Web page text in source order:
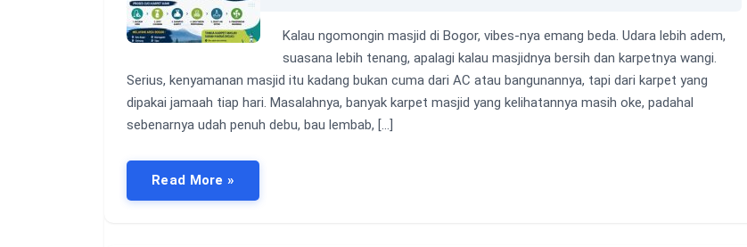
Kalau ngomongin masjid di Bogor, vibes-nya emang beda. Udara lebih adem,
suasana lebih tenang, apalagi kalau masjidnya bersih dan karpetnya wangi.
Serius, kenyamanan masjid itu kadang bukan cuma dari AC atau bangunannya, tapi dari karpet yang
dipakai jamaah tiap hari. Masalahnya, banyak karpet masjid yang kelihatannya masih oke, padahal
sebenarnya udah penuh debu, bau lembab, […]
Read More »